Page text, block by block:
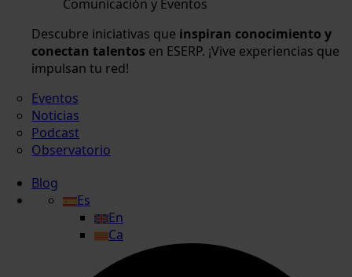
Comunicación y Eventos
Descubre iniciativas que inspiran conocimiento y
conectan talentos en ESERP. ¡Vive experiencias que
impulsan tu red!
Eventos
Noticias
Podcast
Observatorio
Blog
Es
En
Ca